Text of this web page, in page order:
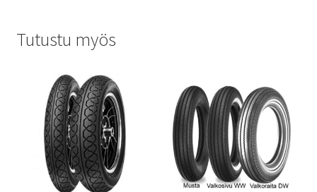
Tutustu myös